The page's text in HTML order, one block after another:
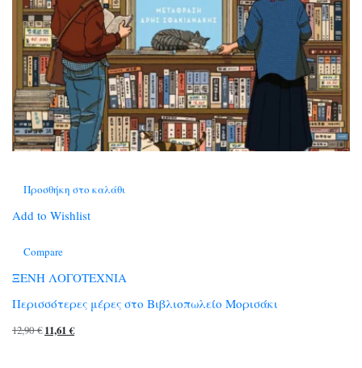
Προσθήκη στο καλάθι
Add to Wishlist
Compare
ΞΕΝΗ ΛΟΓΟΤΕΧΝΙΑ
Περισσότερες μέρες στο Βιβλιοπωλείο Μορισάκι
12,90€ Original
11,61€Η